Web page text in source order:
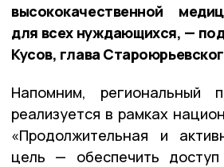
высококачественной
для всех нуждающихся, —
Кусов, глава
Напомним, региональный
реализуется в рамках
«Продолжительная и
цель — обеспечить доступ